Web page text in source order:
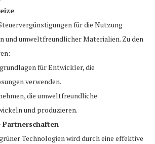
für die Nutzung
und umweltfreundlicher Materialien. Zu den
für Entwickler, die
verwenden.
die umweltfreundliche
und produzieren.
Technologien wird durch eine effektive